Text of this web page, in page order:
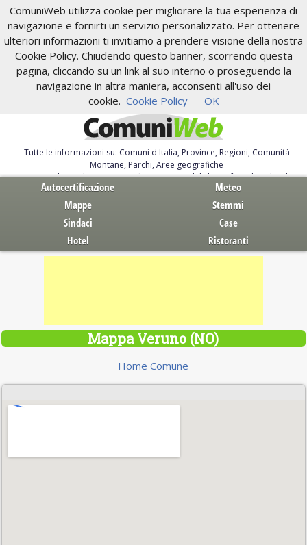
ComuniWeb utilizza cookie per migliorare la tua esperienza di
navigazione e fornirti un servizio personalizzato. Per ottenere
ulteriori informazioni ti invitiamo a prendere visione della nostra
Cookie Policy. Chiudendo questo banner, scorrendo questa
pagina, cliccando su un link al suo interno o proseguendo la
navigazione in altra maniera, acconsenti all'uso dei
cookie. Cookie Policy OK
Tutte le informazioni su: Comuni d'Italia, Province, Regioni, Comunità
Montane, Parchi, Aree geografiche
Servizi al Cittadino. Autocertificazione, moduli, leggi, free download
Autocertificazione
Meteo
Mappe
Stemmi
Sindaci
Case
Hotel
Ristoranti
Mappa Veruno (NO)
Home Comune